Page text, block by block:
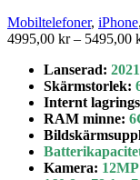
Mobiltelefoner, iPhone,
4995,00 kr – 5495,00
Lanserad: 2021
Skärmstorlek:
Internt
RAM minne:
Kamera: 12MP